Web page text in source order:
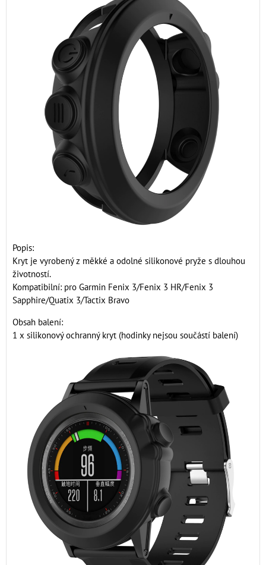
Popis:
Kryt je vyrobený z měkké a odolné silikonové pryže s dlouhou
životností.
Kompatibilní: pro Garmin Fenix 3/Fenix 3 HR/Fenix 3
Sapphire/Quatix 3/Tactix Bravo
Obsah balení:
1 x silikonový ochranný kryt (hodinky nejsou součástí balení)